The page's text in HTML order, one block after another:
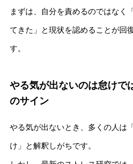
まずは、自分を責めるのではなく
てきた」と現状を認めることが回
す。
やる気が出ないのは怠けで
のサイン
やる気が出ないとき、多くの人は
け」と解釈しがちです。